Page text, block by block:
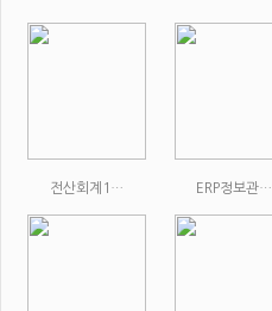
전산회계1… ERP정보관…